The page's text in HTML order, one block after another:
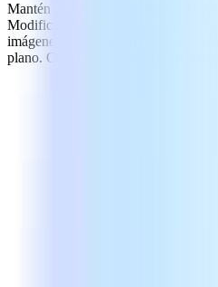
Mantén tus tareas (y tu día) bajo
Modifica texto y párrafos.
imágenes y gíralas a tu gusto.
plano. Crea PDF a partir de